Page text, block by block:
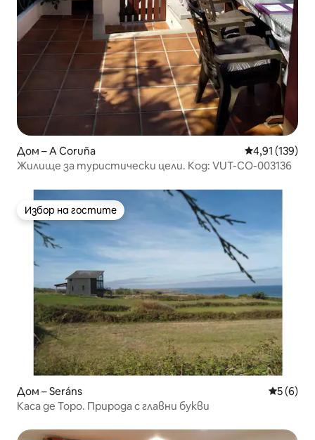
Дом – A Coruña Средна
4,91 (139)
Жилище за туристически цели. Код: VUT-CO-003136
Избор на гостите
Избор на гостите
Дом – Seráns Средна
5 (6)
Каса де Торо. Природа с главни букви